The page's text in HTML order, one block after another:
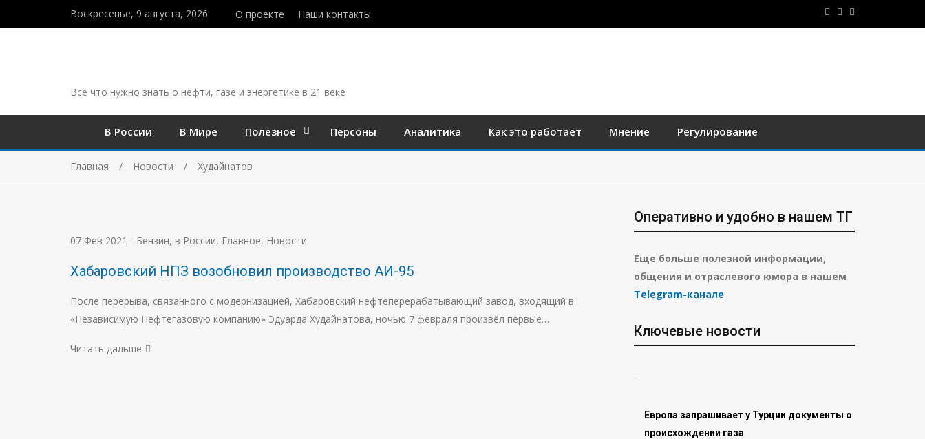
Воскресенье, 9 августа, 2026 О проекте Наши контакты
Все что нужно знать о нефти, газе и энергетике в 21 веке
В России В Мире Полезное Персоны Аналитика Как это работает Мнение Регулирование
Главная Новости Худайнатов
07 Фев 2021 - Бензин, в России, Главное, Новости
Хабаровский НПЗ возобновил производство АИ-95
После перерыва, связанного с модернизацией, Хабаровский нефтеперерабатывающий завод, входящий в
«Независимую Нефтегазовую компанию» Эдуарда Худайнатова, ночью 7 февраля произвёл первые…
Читать дальше
Оперативно и удобно в нашем ТГ
Еще больше полезной информации,
общения и отраслевого юмора в нашем
Telegram-канале
Ключевые новости
Европа запрашивает у Турции документы о
происхождении газа